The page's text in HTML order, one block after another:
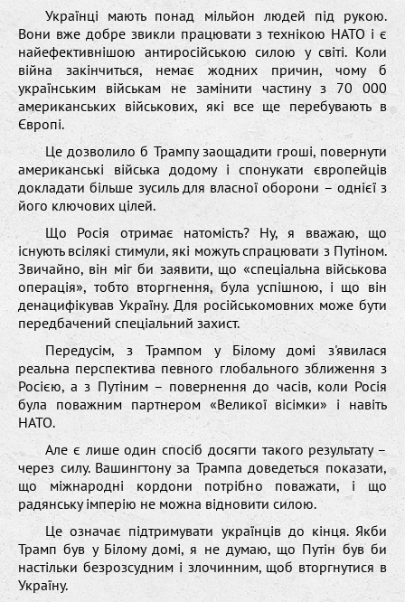
Українці мають понад мільйон людей під рукою.
Вони вже добре звикли працювати з технікою НАТО і є
найефективнішою антиросійською силою у світі. Коли
війна закінчиться, немає жодних причин, чому б
українським військам не замінити частину з 70 000
американських військових, які все ще перебувають в
Європі.
Це дозволило б Трампу заощадити гроші, повернути
американські війська додому і спонукати європейців
докладати більше зусиль для власної оборони – однієї з
його ключових цілей.
Що Росія отримає натомість? Ну, я вважаю, що
існують всілякі стимули, які можуть спрацювати з Путіном.
Звичайно, він міг би заявити, що «спеціальна військова
операція», тобто вторгнення, була успішною, і що він
денацифікував Україну. Для російськомовних може бути
передбачений спеціальний захист.
Передусім, з Трампом у Білому домі з'явилася
реальна перспектива певного глобального зближення з
Росією, а з Путіним – повернення до часів, коли Росія
була поважним партнером «Великої вісімки» і навіть
НАТО.
Але є лише один спосіб досягти такого результату –
через силу. Вашингтону за Трампа доведеться показати,
що міжнародні кордони потрібно поважати, і що
радянську імперію не можна відновити силою.
Це означає підтримувати українців до кінця. Якби
Трамп був у Білому домі, я не думаю, що Путін був би
настільки безрозсудним і злочинним, щоб вторгнутися в
Україну.